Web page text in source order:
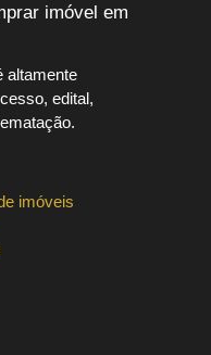
imóvel em
altamente
edital,
imóveis